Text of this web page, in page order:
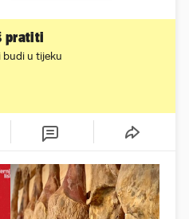
pratiti
budi u tijeku